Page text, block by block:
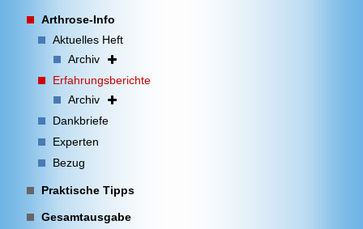
Arthrose-Info
Aktuelles Heft
Archiv
Erfahrungsberichte
Archiv
Dankbriefe
Experten
Bezug
Praktische Tipps
Gesamtausgabe